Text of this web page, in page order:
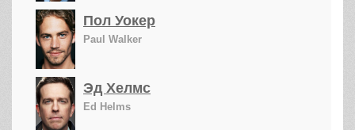
Пол Уокер
Paul Walker
Эд Хелмс
Ed Helms